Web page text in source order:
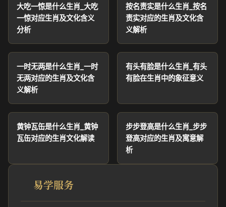
大吃一惊是什么生肖_大吃
一惊对应生肖及文化含义
分析
按名责实是什么生肖_按名
责实对应的生肖及文化含
义解析
一时无两是什么生肖_一时
无两对应的生肖及文化含
义解析
有头有脸是什么生肖_有头
有脸在生肖中的象征意义
黄钟瓦缶是什么生肖_黄钟
瓦缶对应的生肖文化解读
步步登高是什么生肖_步步
登高对应的生肖及寓意解
析
易学服务